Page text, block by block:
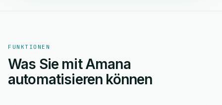
FUNKTIONEN
Was Sie mit Amana
automatisieren können